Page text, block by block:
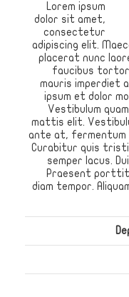
Lorem ipsum
dolor sit amet,
consectetur
adipiscing elit.
placerat nunc
faucibus tortor
mauris imperdiet
ipsum et dolor
Vestibulum
mattis elit.
ante at, fermentum
Curabitur quis
semper lacus.
Praesent
diam tempor.